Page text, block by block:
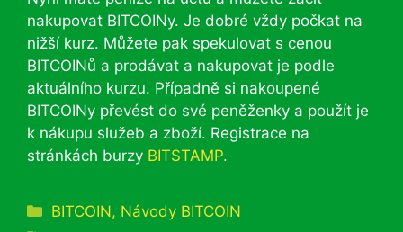
nakupovat BITCOINy. Je dobré vždy počkat na
nižší kurz. Můžete pak spekulovat s cenou
BITCOINů a prodávat a nakupovat je podle
aktuálního kurzu. Případně si nakoupené
BITCOINy převést do své peněženky a použít je
k nákupu služeb a zboží. Registrace na
stránkách burzy BITSTAMP.
Rubriky
BITCOIN, Návody BITCOIN